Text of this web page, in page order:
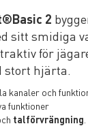
2
sitt smidiga
för
stort hjärta.
kanaler och
funktioner
talförvrängning